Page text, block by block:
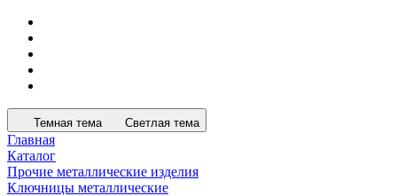
Темная тема Светлая тема
Главная
Каталог
Прочие металлические изделия
Ключницы металлические